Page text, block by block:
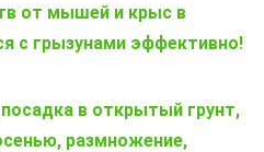
от мышей и крыс в
с грызунами эффективно!
в открытый грунт,
размножение,